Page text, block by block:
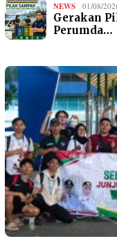
NEWS 01/08/
Gerakan
Perumda…